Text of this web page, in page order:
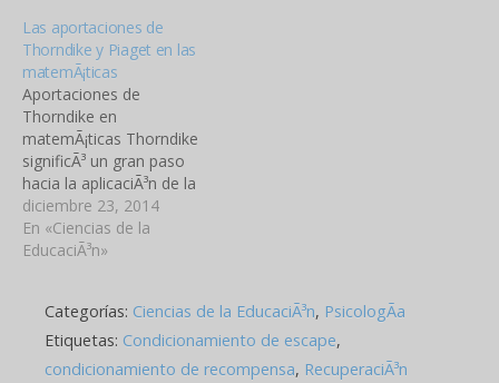
Las aportaciones de
Thorndike y Piaget en las
matemÃ¡ticas
Aportaciones de
Thorndike en
matemÃ¡ticas Thorndike
significÃ³ un gran paso
hacia la aplicaciÃ³n de la
psicologÃ­a a la
enseÃ±anza de las
matemÃ¡ticas, siendo su
el contenido del
aprendizaje y en un
contexto determinado
diciembre 23, 2014
En «Ciencias de la
EducaciÃ³n»
Categorías: Ciencias de la EducaciÃ³n, PsicologÃ­a
Etiquetas: Condicionamiento de escape,
condicionamiento de recompensa, RecuperaciÃ³n